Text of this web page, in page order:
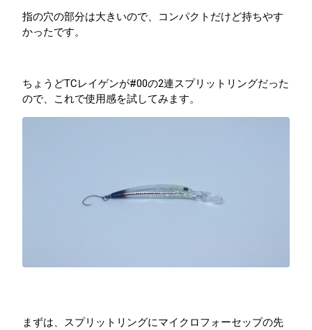
指の穴の部分は大きいので、コンパクトだけど持ちやす
かったです。
ちょうどTCレイゲンが#00の2連スプリットリングだった
ので、これで使用感を試してみます。
まずは、スプリットリングにマイクロフォーセップの先